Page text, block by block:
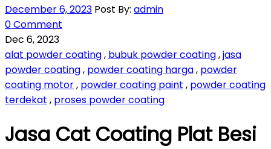
December 6, 2023 Post By: admin
0 Comment
Dec 6, 2023
alat powder coating, bubuk powder coating,jasa
powder coating, powder coating harga, powder
coating motor, powder coating paint , powder coating
terdekat , proses powder coating
Jasa Cat Coating Plat Besi